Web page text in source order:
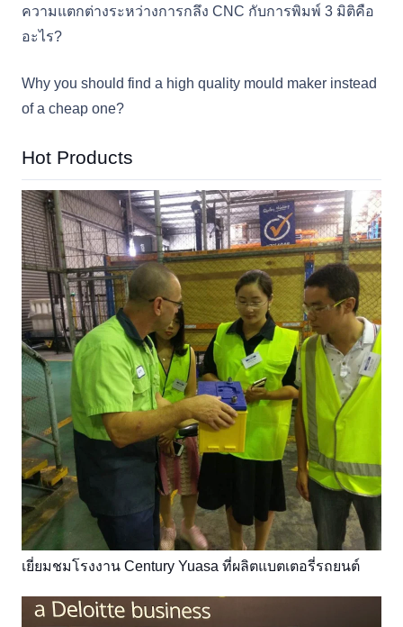
ความแตกต่างระหว่างการกลึง CNC กับการพิมพ์ 3 มิติคือ
อะไร?
Why you should find a high quality mould maker instead
of a cheap one?
Hot Products
เยี่ยมชมโรงงาน Century Yuasa ที่ผลิตแบตเตอรี่รถยนต์